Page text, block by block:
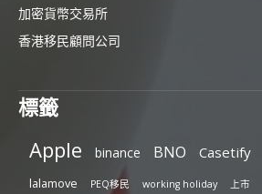
加密貨幣交易所
香港移民顧問公司
標籤
Apple binance BNO Casetify
lalamove PEQ移民 working holiday 上市